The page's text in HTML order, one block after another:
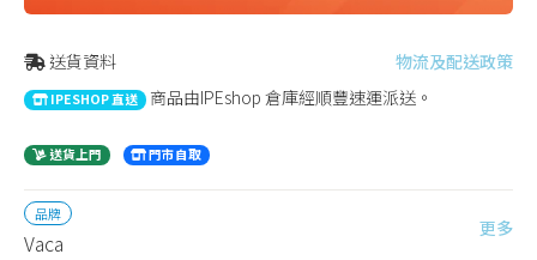
送貨資料 物流及配送政策
IPESHOP 直送 商品由IPEshop 倉庫經順豐速運派送。
送貨上門 門市自取
品牌
Vaca
更多